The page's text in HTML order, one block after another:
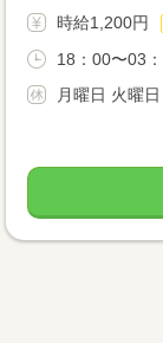
時給1,200円
18：00〜03
月曜日 火曜